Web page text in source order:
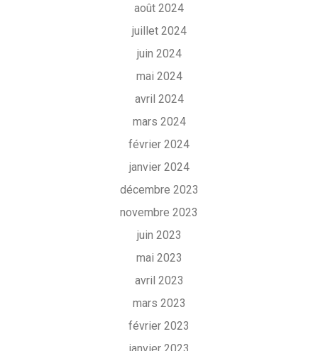
août 2024
juillet 2024
juin 2024
mai 2024
avril 2024
mars 2024
février 2024
janvier 2024
décembre 2023
novembre 2023
juin 2023
mai 2023
avril 2023
mars 2023
février 2023